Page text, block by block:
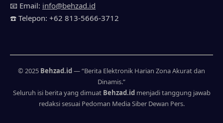
📧 Email: info@behzad.id
☎️ Telepon: +62 813-5666-3712
© 2025 Behzad.id— “Berita Elektronik Harian Zona Akurat dan
Dinamis.”
Seluruh isi berita yang dimuat Behzad.idmenjadi tanggung jawab
redaksi sesuai Pedoman Media Siber Dewan Pers.